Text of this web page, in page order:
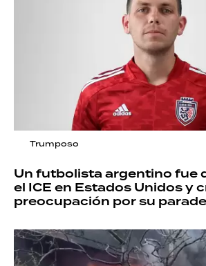
Trumposo
Un futbolista argentino fue
el ICE en Estados Unidos y
preocupación por su